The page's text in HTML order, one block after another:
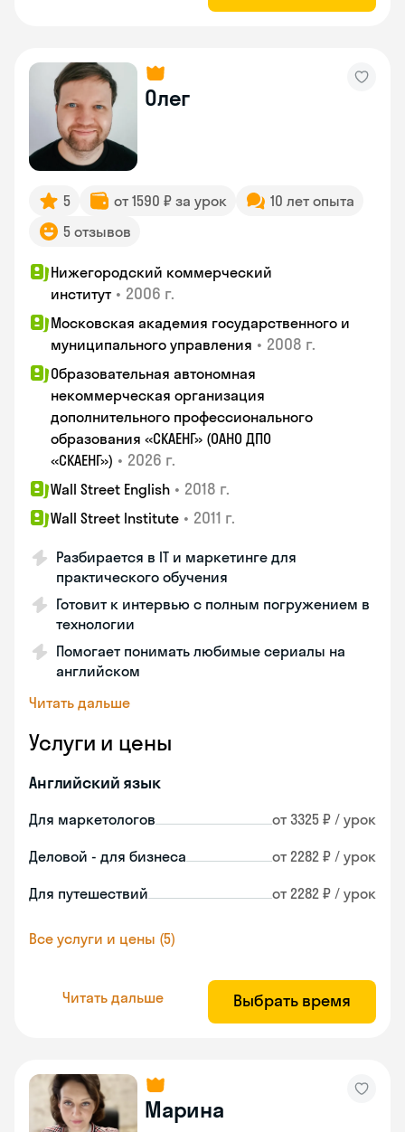
Олег
5 от 1590 ₽ за урок
10 лет опыта
5 отзывов
Нижегородский коммерческий
институт • 2006 г.
Московская академия государственного и
муниципального управления • 2008 г.
Образовательная автономная
некоммерческая организация
дополнительного профессионального
образования «СКАЕНГ» (ОАНО ДПО
«СКАЕНГ») • 2026 г.
Wall Street English • 2018 г.
Wall Street Institute • 2011 г.
Разбирается в IT и маркетинге для
практического обучения
Готовит к интервью с полным погружением в
технологии
Помогает понимать любимые сериалы на
английском
Читать дальше
Услуги и цены
Английский язык
Для маркетологов от 3325 ₽ / урок
Деловой - для бизнеса от 2282 ₽ / урок
Для путешествий от 2282 ₽ / урок
Все услуги и цены (5)
Читать дальше Выбрать время
Марина